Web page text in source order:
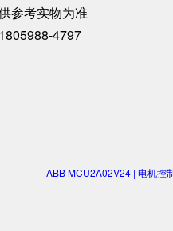
参考实物为准
4797
ABB MCU2A02V24 | 电机控